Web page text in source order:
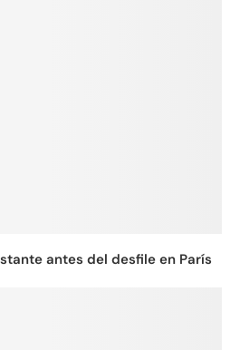
antes del desfile en París